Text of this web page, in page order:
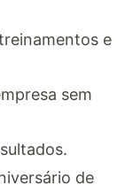
e
sem
de